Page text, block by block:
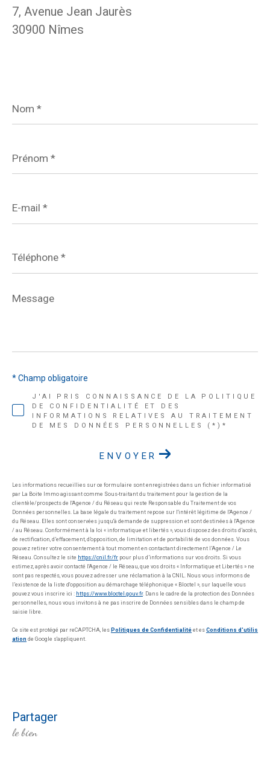
7, Avenue Jean Jaurès
30900 Nîmes
*
*
mail
*
*
Message
*
J'AI PRIS CONNAISSANCE DE LA POLITIQUE
DE CONFIDENTIALITÉ ET DES
INFORMATIONS RELATIVES AU TRAITEMENT
DE MES DONNÉES PERSONNELLES (*)*
* Champ obligatoire
ENVOYER
Les informations recueillies sur ce formulaire sont enregistrées dans un fichier informatisé
par La Boite Immo agissant comme Sous-traitant du traitement pour la gestion de la
clientèle/prospects de l'Agence / du Réseau qui reste Responsable du Traitement de vos
Données personnelles. La base légale du traitement repose sur l'intérêt légitime de l'Agence /
du Réseau. Elles sont conservées jusqu'à demande de suppression et sont destinées à l'Agence
/ au Réseau. Conformément à la loi « informatique et libertés », vous disposez des droits d’accès,
de rectification, d’effacement, d’opposition, de limitation et de portabilité de vos données. Vous
pouvez retirer votre consentement à tout moment en contactant directement l’Agence / Le
Réseau. Consultez le site https://cnil.fr/fr pour plus d’informations sur vos droits. Si vous
estimez, après avoir contacté l'Agence / le Réseau, que vos droits « Informatique et Libertés » ne
sont pas respectés, vous pouvez adresser une réclamation à la CNIL. Nous vous informons de
l’existence de la liste d'opposition au démarchage téléphonique « Bloctel », sur laquelle vous
pouvez vous inscrire ici : https://www.bloctel.gouv.fr. Dans le cadre de la protection des Données
personnelles, nous vous invitons à ne pas inscrire de Données sensibles dans le champ de
saisie libre.
Ce site est protégé par reCAPTCHA, les Politiques de Confidentialité et es Conditions d'utilis
ation de Google s'appliquent.
partager
le bien